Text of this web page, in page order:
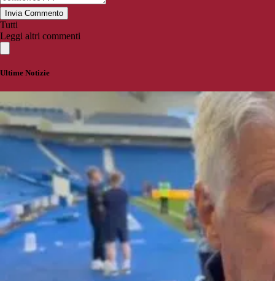
Invia Commento
Tutti
Leggi altri commenti
Ultime Notizie